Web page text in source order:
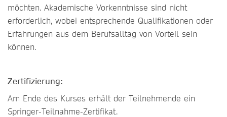
möchten. Akademische Vorkenntnisse sind nicht
erforderlich, wobei entsprechende Qualifikationen oder
Erfahrungen aus dem Berufsalltag von Vorteil sein
können.
Zertifizierung:
Am Ende des Kurses erhält der Teilnehmende ein
Springer-Teilnahme-Zertifikat.